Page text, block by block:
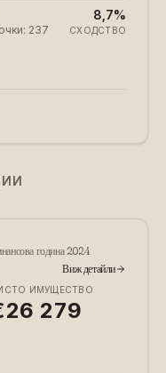
: 237
8,7%
СХОДСТВО
година 2024
Виж детайли
ИМУЩЕСТВО
279